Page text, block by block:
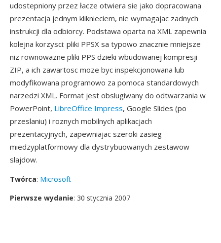
udostepniony przez łacze otwiera sie jako dopracowana
prezentacja jednym kliknieciem, nie wymagajac zadnych
instrukcji dla odbiorcy. Podstawa oparta na XML zapewnia
kolejna korzysci: pliki PPSX sa typowo znacznie mniejsze
niz rownowazne pliki PPS dzieki wbudowanej kompresji
ZIP, a ich zawartosc moze byc inspekcjonowana lub
modyfikowana programowo za pomoca standardowych
narzedzi XML. Format jest obslugiwany do odtwarzania w
PowerPoint, LibreOffice Impress, Google Slides (po
przeslaniu) i roznych mobilnych aplikacjach
prezentacyjnych, zapewniajac szeroki zasieg
miedzyplatformowy dla dystrybuowanych zestawow
slajdow.
Twórca: Microsoft
Pierwsze wydanie: 30 stycznia 2007